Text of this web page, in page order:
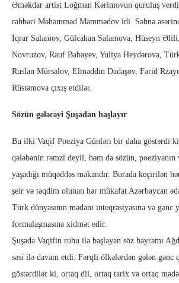
Əməkdar artist Loğman Kərimovun quruluş
rəhbəri Məhəmməd Məmmədov idi. Səhnə
İqrar Salamov, Gülcahan Salamova, Hüseyn
Novruzov, Rauf Babayev, Yuliya Heydərova,
Ruslan Mürsəlov, Elməddin Dadaşov, Fərid
Rüstəmova çıxış etdilər.
Sözün gələcəyi Şuşadan başlayır
Bu ilki Vaqif Poeziya Günləri bir daha göstərdi
qələbənin rəmzi deyil, həm də sözün, poeziyanın
yaşadığı müqəddəs məkandır. Burada keçirilən
şeir və təqdim olunan hər mükafat Azərbaycan
Türk dünyasının mədəni inteqrasiyasına və gənc
formalaşmasına xidmət edir.
Şuşada Vaqifin ruhu ilə başlayan söz bayramı
səsi ilə davam etdi. Fərqli ölkələrdən gələn gənc
göstərdilər ki, ortaq dil, ortaq tarix və ortaq